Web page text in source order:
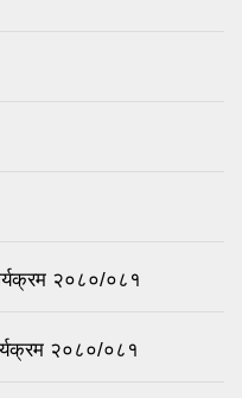
२०८०/०८१
२०८०/०८१